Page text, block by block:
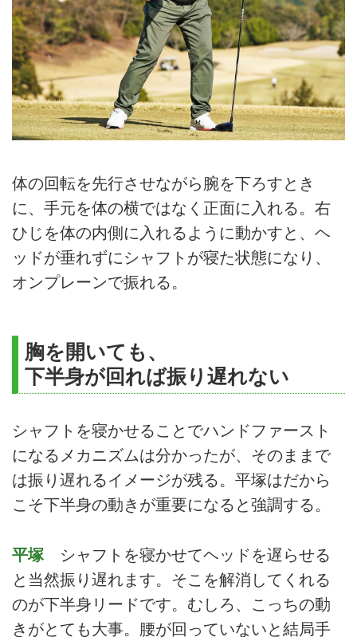
体の回転を先行させながら腕を下ろすとき
に、手元を体の横ではなく正面に入れる。右
ひじを体の内側に入れるように動かすと、ヘ
ッドが垂れずにシャフトが寝た状態になり、
オンプレーンで振れる。
胸を開いても、
下半身が回れば振り遅れない
シャフトを寝かせることでハンドファースト
になるメカニズムは分かったが、そのままで
は振り遅れるイメージが残る。平塚はだから
こそ下半身の動きが重要になると強調する。
平塚シャフトを寝かせてヘッドを遅らせる
と当然振り遅れます。そこを解消してくれる
のが下半身リードです。むしろ、こっちの動
きがとても大事。腰が回っていないと結局手